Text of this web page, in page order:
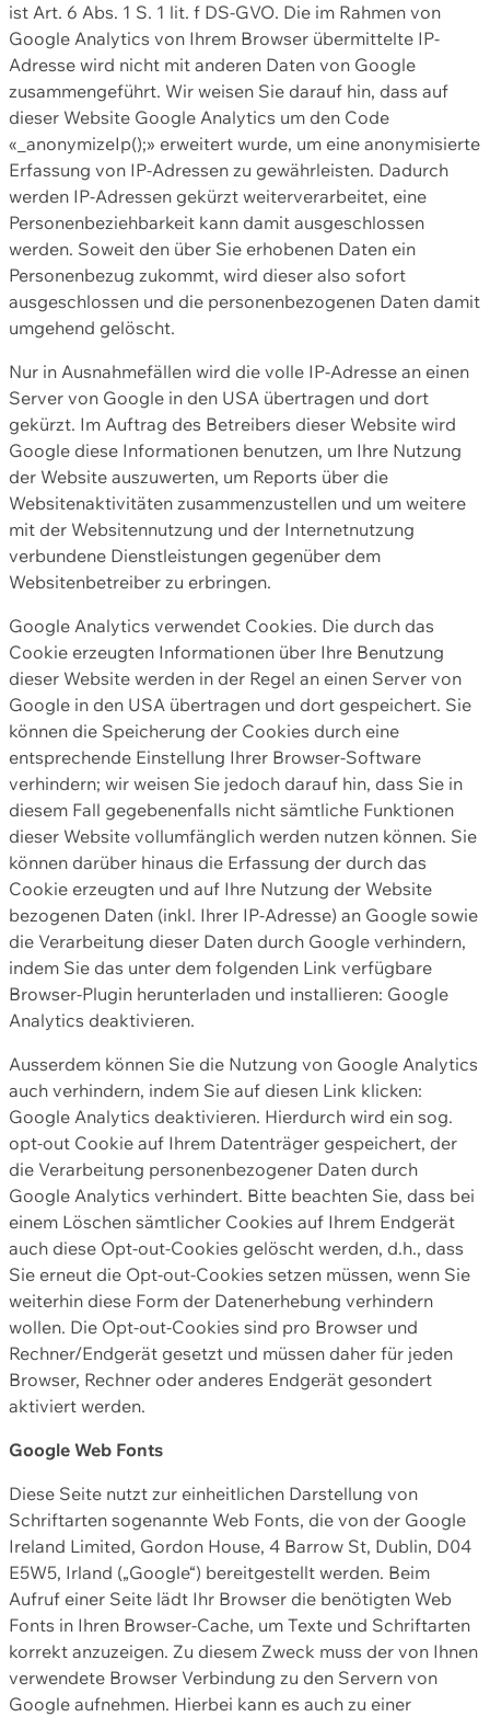
ist Art. 6 Abs. 1 S. 1 lit. f DS-GVO. Die im Rahmen von
Google Analytics von Ihrem Browser übermittelte IP-
Adresse wird nicht mit anderen Daten von Google
zusammengeführt. Wir weisen Sie darauf hin, dass auf
dieser Website Google Analytics um den Code
«_anonymizeIp();» erweitert wurde, um eine anonymisierte
Erfassung von IP-Adressen zu gewährleisten. Dadurch
werden IP-Adressen gekürzt weiterverarbeitet, eine
Personenbeziehbarkeit kann damit ausgeschlossen
werden. Soweit den über Sie erhobenen Daten ein
Personenbezug zukommt, wird dieser also sofort
ausgeschlossen und die personenbezogenen Daten damit
umgehend gelöscht.
Nur in Ausnahmefällen wird die volle IP-Adresse an einen
Server von Google in den USA übertragen und dort
gekürzt. Im Auftrag des Betreibers dieser Website wird
Google diese Informationen benutzen, um Ihre Nutzung
der Website auszuwerten, um Reports über die
Websitenaktivitäten zusammenzustellen und um weitere
mit der Websitennutzung und der Internetnutzung
verbundene Dienstleistungen gegenüber dem
Websitenbetreiber zu erbringen.
Google Analytics verwendet Cookies. Die durch das
Cookie erzeugten Informationen über Ihre Benutzung
dieser Website werden in der Regel an einen Server von
Google in den USA übertragen und dort gespeichert. Sie
können die Speicherung der Cookies durch eine
entsprechende Einstellung Ihrer Browser-Software
verhindern; wir weisen Sie jedoch darauf hin, dass Sie in
diesem Fall gegebenenfalls nicht sämtliche Funktionen
dieser Website vollumfänglich werden nutzen können. Sie
können darüber hinaus die Erfassung der durch das
Cookie erzeugten und auf Ihre Nutzung der Website
bezogenen Daten (inkl. Ihrer IP-Adresse) an Google sowie
die Verarbeitung dieser Daten durch Google verhindern,
indem Sie das unter dem folgenden Link verfügbare
Browser-Plugin herunterladen und installieren: Google
Analytics deaktivieren.
Ausserdem können Sie die Nutzung von Google Analytics
auch verhindern, indem Sie auf diesen Link klicken:
Google Analytics deaktivieren. Hierdurch wird ein sog.
opt-out Cookie auf Ihrem Datenträger gespeichert, der
die Verarbeitung personenbezogener Daten durch
Google Analytics verhindert. Bitte beachten Sie, dass bei
einem Löschen sämtlicher Cookies auf Ihrem Endgerät
auch diese Opt-out-Cookies gelöscht werden, d.h., dass
Sie erneut die Opt-out-Cookies setzen müssen, wenn Sie
weiterhin diese Form der Datenerhebung verhindern
wollen. Die Opt-out-Cookies sind pro Browser und
Rechner/Endgerät gesetzt und müssen daher für jeden
Browser, Rechner oder anderes Endgerät gesondert
aktiviert werden.
Google Web Fonts
Diese Seite nutzt zur einheitlichen Darstellung von
Schriftarten sogenannte Web Fonts, die von der Google
Ireland Limited, Gordon House, 4 Barrow St, Dublin, D04
E5W5, Irland („Google“) bereitgestellt werden. Beim
Aufruf einer Seite lädt Ihr Browser die benötigten Web
Fonts in Ihren Browser-Cache, um Texte und Schriftarten
korrekt anzuzeigen. Zu diesem Zweck muss der von Ihnen
verwendete Browser Verbindung zu den Servern von
Google aufnehmen. Hierbei kann es auch zu einer